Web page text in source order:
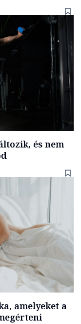
és nem
amelyeket a